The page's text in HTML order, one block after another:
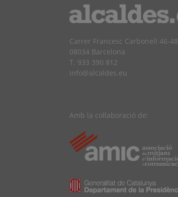
Carrer Francesc Carbonell 46-48
08034 Barcelona
T. 933 390 812
info@alcaldes.eu
Amb la col·laboració de: